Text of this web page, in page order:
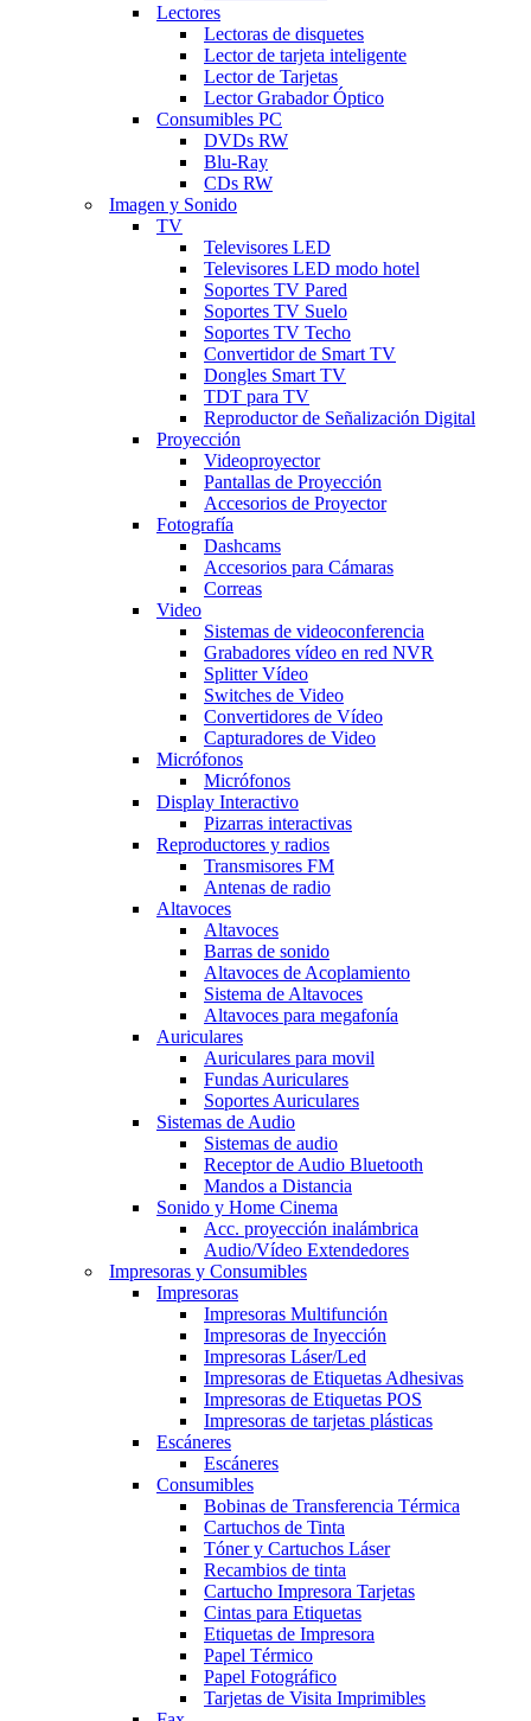
Lectores
Lectoras de disquetes
Lector de tarjeta inteligente
Lector de Tarjetas
Lector Grabador Óptico
Consumibles PC
DVDs RW
Blu-Ray
CDs RW
Imagen y Sonido
TV
Televisores LED
Televisores LED modo hotel
Soportes TV Pared
Soportes TV Suelo
Soportes TV Techo
Convertidor de Smart TV
Dongles Smart TV
TDT para TV
Reproductor de Señalización Digital
Proyección
Videoproyector
Pantallas de Proyección
Accesorios de Proyector
Fotografía
Dashcams
Accesorios para Cámaras
Correas
Video
Sistemas de videoconferencia
Grabadores vídeo en red NVR
Splitter Vídeo
Switches de Video
Convertidores de Vídeo
Capturadores de Video
Micrófonos
Micrófonos
Display Interactivo
Pizarras interactivas
Reproductores y radios
Transmisores FM
Antenas de radio
Altavoces
Altavoces
Barras de sonido
Altavoces de Acoplamiento
Sistema de Altavoces
Altavoces para megafonía
Auriculares
Auriculares para movil
Fundas Auriculares
Soportes Auriculares
Sistemas de Audio
Sistemas de audio
Receptor de Audio Bluetooth
Mandos a Distancia
Sonido y Home Cinema
Acc. proyección inalámbrica
Audio/Vídeo Extendedores
Impresoras y Consumibles
Impresoras
Impresoras Multifunción
Impresoras de Inyección
Impresoras Láser/Led
Impresoras de Etiquetas Adhesivas
Impresoras de Etiquetas POS
Impresoras de tarjetas plásticas
Escáneres
Escáneres
Consumibles
Bobinas de Transferencia Térmica
Cartuchos de Tinta
Tóner y Cartuchos Láser
Recambios de tinta
Cartucho Impresora Tarjetas
Cintas para Etiquetas
Etiquetas de Impresora
Papel Térmico
Papel Fotográfico
Tarjetas de Visita Imprimibles